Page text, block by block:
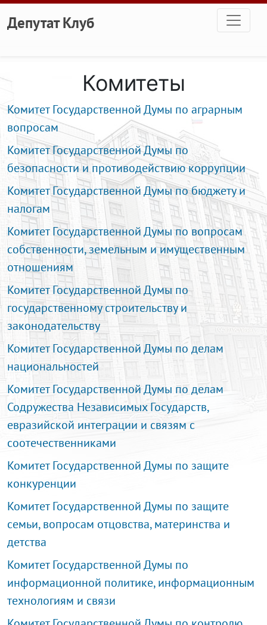
Перейти к основному содержанию
Депутат Клуб
Комитеты
Комитет Государственной Думы по аграрным
вопросам
Комитет Государственной Думы по
безопасности и противодействию коррупции
Комитет Государственной Думы по бюджету и
налогам
Комитет Государственной Думы по вопросам
собственности, земельным и имущественным
отношениям
Комитет Государственной Думы по
государственному строительству и
законодательству
Комитет Государственной Думы по делам
национальностей
Комитет Государственной Думы по делам
Содружества Независимых Государств,
евразийской интеграции и связям с
соотечественниками
Комитет Государственной Думы по защите
конкуренции
Комитет Государственной Думы по защите
семьи, вопросам отцовства, материнства и
детства
Комитет Государственной Думы по
информационной политике, информационным
технологиям и связи